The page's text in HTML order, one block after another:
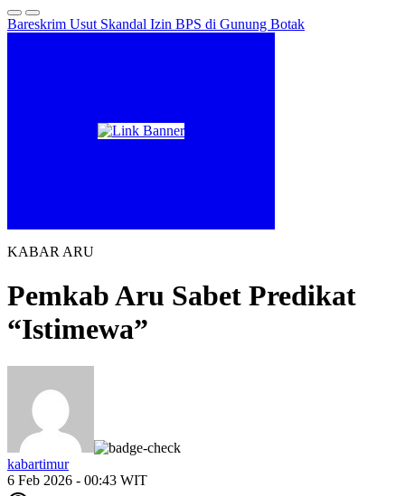
Bareskrim Usut Skandal Izin BPS di Gunung Botak
KABAR ARU
Pemkab Aru Sabet Predikat
“Istimewa”
kabartimur
6 Feb 2026 - 00:43 WIT